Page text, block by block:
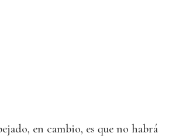
en cambio, es que no habrá